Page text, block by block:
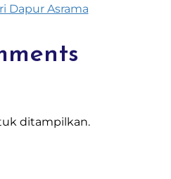
Dapur Asrama
ditampilkan.